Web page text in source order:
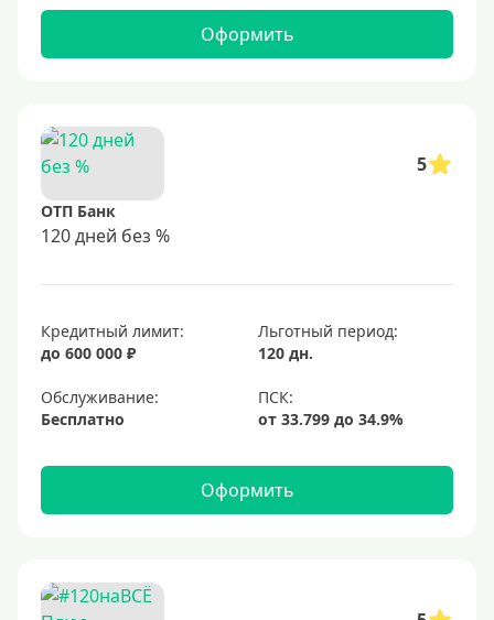
Оформить
5
ОТП Банк
120 дней без %
Кредитный лимит:
до 600 000 ₽
Льготный период:
120 дн.
Обслуживание:
Бесплатно
Оформить